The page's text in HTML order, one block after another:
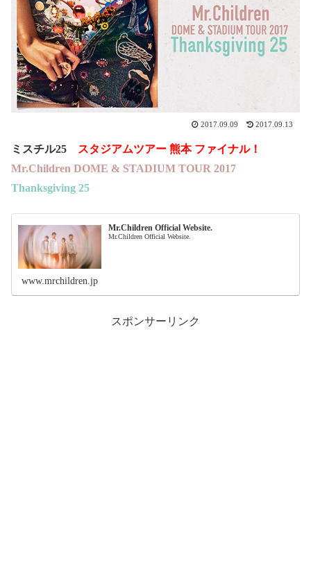
2017.09.09 2017.09.13
ミスチル25
スタジアムツアー 熊本 ファイナル！
Mr.Children DOME & STADIUM TOUR 2017
Thanksgiving 25
Mr.Children Official Website.
Mr.Children Official Website.
www.mrchildren.jp
スポンサーリンク